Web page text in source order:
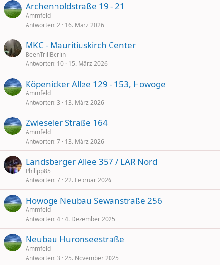
Archenholdstraße 19 - 21
Ammfeld
Antworten 2 16. März 2026
MKC - Mauritiuskirch Center
BeenTrillBerlin
Antworten 10 15. März 2026
Köpenicker Allee 129 - 153, Howoge
Ammfeld
Antworten 3 13. März 2026
Zwieseler Straße 164
Ammfeld
Antworten 7 13. März 2026
Landsberger Allee 357 / LAR Nord
Philipp85
Antworten 7 22. Februar 2026
Howoge Neubau Sewanstraße 256
Ammfeld
Antworten 4 4. Dezember 2025
Neubau Huronseestraße
Ammfeld
Antworten 3 25. November 2025